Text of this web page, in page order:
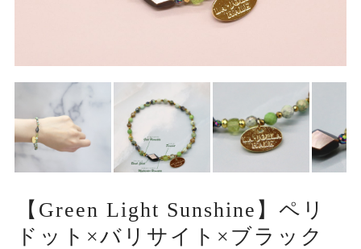
【Green Light Sunshine】ペリ
ドット×バリサイト×ブラック